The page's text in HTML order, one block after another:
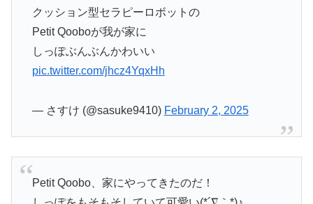
クッション型セラピーロボットの
Petit Qooboが我が家に
しっぽぶんぶんかわいい
pic.twitter.com/jhcz4YqxHh
— さすけ (@sasuke9410) February 2, 2025
Petit Qoobo、家にやってきたのだ！